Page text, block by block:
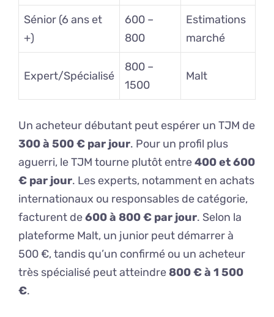
Sénior (6 ans et
+)
600 –
800
Estimations
marché
Expert/Spécialisé
800 –
1500
Malt
Un acheteur débutant peut espérer un TJM de
300 à 500 € par jour. Pour un profil plus
aguerri, le TJM tourne plutôt entre400 et 600
€ par jour. Les experts, notamment en achats
internationaux ou responsables de catégorie,
facturent de600 à 800 € par jour. Selon la
plateforme Malt, un junior peut démarrer à
500 €, tandis qu’un confirmé ou un acheteur
très spécialisé peut atteindre800 € à 1 500
€.